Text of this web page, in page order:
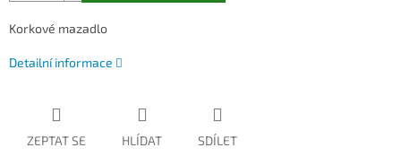
Korkové mazadlo
Detailní informace
ZEPTAT SE HLÍDAT SDÍLET